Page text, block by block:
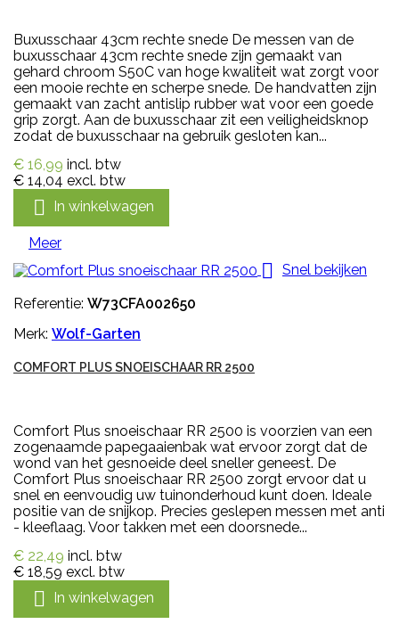
Buxusschaar 43cm rechte snede De messen van de
buxusschaar 43cm rechte snede zijn gemaakt van
gehard chroom S50C van hoge kwaliteit wat zorgt voor
een mooie rechte en scherpe snede. De handvatten zijn
gemaakt van zacht antislip rubber wat voor een goede
grip zorgt. Aan de buxusschaar zit een veiligheidsknop
zodat de buxusschaar na gebruik gesloten kan...
€ 16,99 incl. btw
€ 14,04 excl. btw
 In winkelwagen
Meer
 Snel bekijken
Referentie: W73CFA002650
Merk: Wolf-Garten
COMFORT PLUS SNOEISCHAAR RR 2500
Comfort Plus snoeischaar RR 2500 is voorzien van een
zogenaamde papegaaienbak wat ervoor zorgt dat de
wond van het gesnoeide deel sneller geneest. De
Comfort Plus snoeischaar RR 2500 zorgt ervoor dat u
snel en eenvoudig uw tuinonderhoud kunt doen. Ideale
positie van de snijkop. Precies geslepen messen met anti
- kleeflaag. Voor takken met een doorsnede...
€ 22,49 incl. btw
€ 18,59 excl. btw
 In winkelwagen